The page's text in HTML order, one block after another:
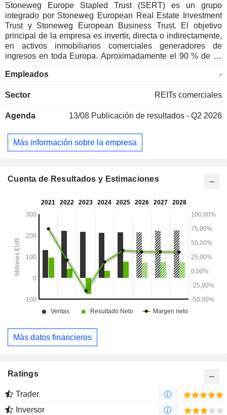
Stoneweg Europe Stapled Trust (SERT) es un grupo
integrado por Stoneweg European Real Estate Investment
Trust y Stoneweg European Business Trust. El objetivo
principal de la empresa es invertir, directa o indirectamente,
en activos inmobiliarios comerciales generadores de
ingresos en toda Europa. Aproximadamente el 90 % de su
en los sectores de logística, industria ligera y centros de
inmuebles, en su mayoría en régimen de propiedad plena,
Alemania, Finlandia, Dinamarca, la República Checa y el
aproximadamente 1,6 millones de metros cuadrados (m²) y
más de 700 clientes-inquilinos. Stoneweg Ereit
Sur, The Cube, el Parque Industrial de Pisek I, el Parque
Empleados -
Sector REITs comerciales
Agenda 13/08 Publicación de resultados - Q2 2026
Más información sobre la empresa
Cuenta de Resultados y Estimaciones
Más datos financieros
Ratings
Trader
Inversor